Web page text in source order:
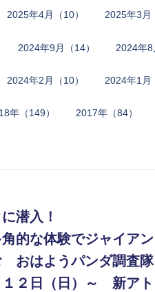
2​0​2​5​年​4月​（10） 2​0​2​5​年​3月​
2​0​2​4​年​9月​（14） 2​0​2​4​年​8
2​0​2​4年​2月​（10） 2​0​2​4年​1月​
年​（149） 2​0​1​7​年​（84​）
潜入！
的な体験でジャイア
おはようパンダ調査隊
１２日（日）～ 新ア